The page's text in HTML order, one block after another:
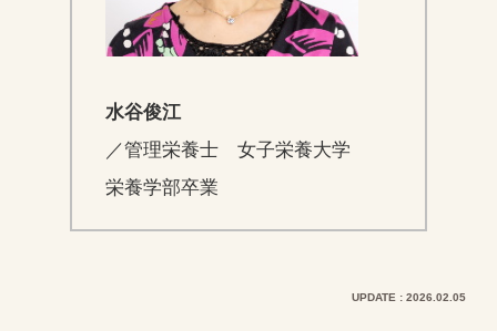
水谷俊江
／管理栄養士 女子栄養大学
栄養学部卒業
UPDATE : 2026.02.05